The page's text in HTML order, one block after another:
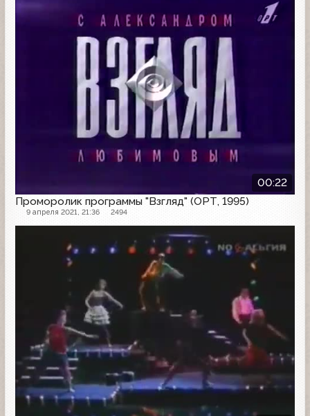
00:22
Проморолик программы "Взгляд" (ОРТ, 1995)
9 апреля 2021, 21:36 2494